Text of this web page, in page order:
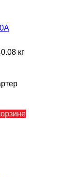
кг